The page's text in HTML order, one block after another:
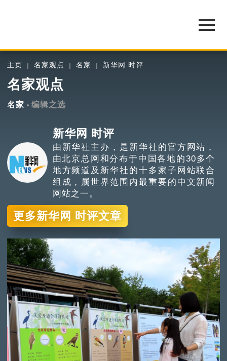
主页 名家观点 名家 新华网 时评
名家观点
名家 编辑之选
新华网 时评
由新华社主办，是新华社的官方网站，
由北京总网和分布于中国各地的30多个
地方频道及新华社的十多家子网站联合
组成，属世界范围内最重要的中文新闻
网站之一。
更多新华网 时评文章